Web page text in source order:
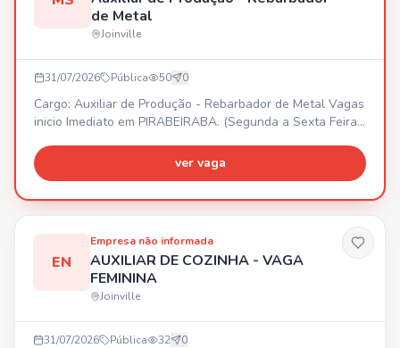
de Metal
Joinville
31/07/2026 Pública 50 0
Cargo: Auxiliar de Produção - Rebarbador de Metal Vagas
inicio Imediato em PIRABEIRABA. (Segunda a Sexta Feira)
Assiduidade 350,00 Alimentação sem custo. Vale Transp.
ou Auxilio Combustivel. Seguro de Vida. Chamar no
ver vaga
EN
Empresa não informada
AUXILIAR DE COZINHA - VAGA
FEMININA
Joinville
31/07/2026 Pública 32 0